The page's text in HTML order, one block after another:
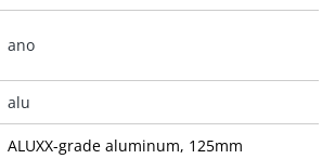
ano
alu
ALUXX-grade aluminum, 125mm